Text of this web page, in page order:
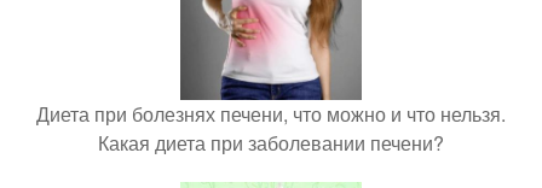
Диета при болезнях печени, что можно и что нельзя.
Какая диета при заболевании печени?